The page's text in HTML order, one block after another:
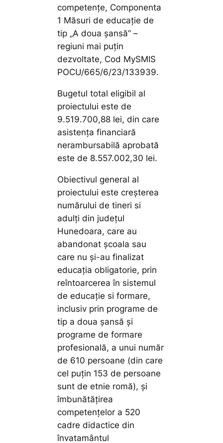
competențe, Componenta
1 Măsuri de educație de
tip „A doua șansă” –
regiuni mai puțin
dezvoltate, Cod MySMIS
POCU/665/6/23/133939.
Bugetul total eligibil al
proiectului este de
9.519.700,88 lei, din care
asistența financiară
nerambursabilă aprobată
este de 8.557.002,30 lei.
Obiectivul general al
proiectului este creșterea
numărului de tineri si
adulți din județul
Hunedoara, care au
abandonat școala sau
care nu și-au finalizat
educația obligatorie, prin
reîntoarcerea în sistemul
de educație si formare,
inclusiv prin programe de
tip a doua șansă și
programe de formare
profesională, a unui număr
de 610 persoane (din care
cel puțin 153 de persoane
sunt de etnie romă), și
îmbunătățirea
competențelor a 520
cadre didactice din
învatamântul